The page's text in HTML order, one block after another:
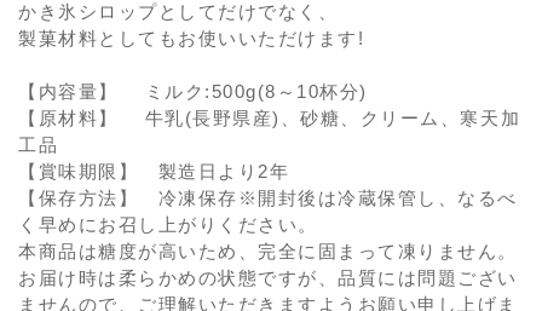
かき氷シロップとしてだけでなく、
製菓材料としてもお使いいただけます!
【内容量】 ミルク:500g(8～10杯分)
【原材料】 牛乳(長野県産)、砂糖、クリーム、寒天加
工品
【賞味期限】 製造日より2年
【保存方法】 冷凍保存※開封後は冷蔵保管し、なるべ
く早めにお召し上がりください。
本商品は糖度が高いため、完全に固まって凍りません。
お届け時は柔らかめの状態ですが、品質には問題ござい
ませんので、ご理解いただきますようお願い申し上げま